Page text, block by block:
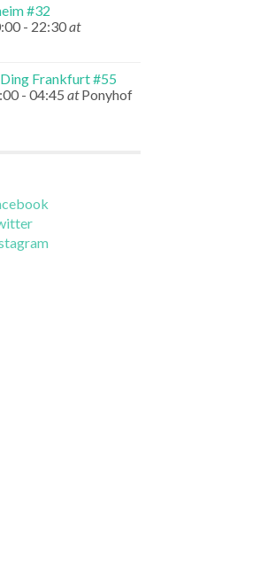
#32
- 22:30at
Frankfurt #55
- 04:45 atPonyhof